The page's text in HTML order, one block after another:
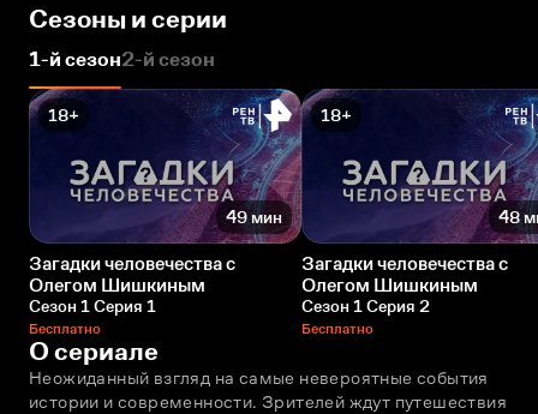
Сезоны и серии
1-й сезон2-й сезон
18+
49 мин
Загадки человечества с
Олегом Шишкиным
Сезон 1 Серия 1
Бесплатно
18+
48
Загадки человечества с
Олегом Шишкиным
Сезон 1 Серия 2
Бесплатно
О сериале
Неожиданный взгляд на самые невероятные события
истории и современности. Зрителей ждут путешествия